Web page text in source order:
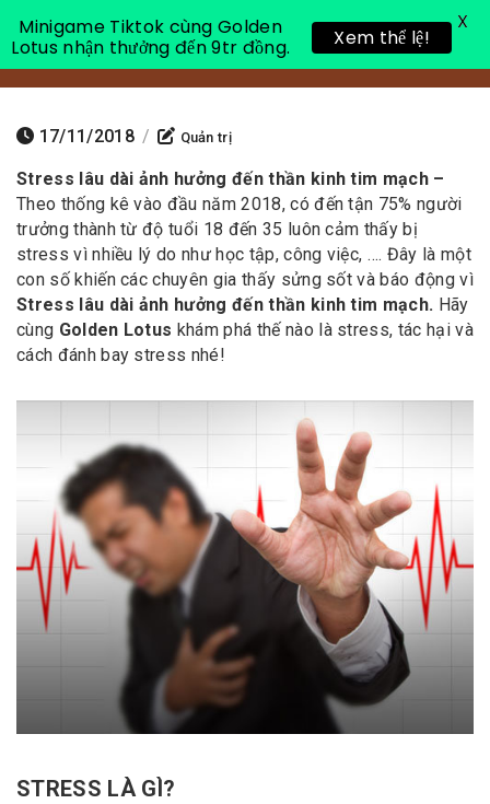
Toggle
17/11/2018 / Quản trị
Stress lâu dài ảnh hưởng đến thần kinh tim mạch –
Theo thống kê vào đầu năm 2018, có đến tận 75% người
trưởng thành từ độ tuổi 18 đến 35 luôn cảm thấy bị
stress vì nhiều lý do như học tập, công việc, …. Đây là một
con số khiến các chuyên gia thấy sửng sốt và báo động vì
Stress lâu dài ảnh hưởng đến thần kinh tim mạch. Hãy
cùng Golden Lotus khám phá thế nào là stress, tác hại và
cách đánh bay stress nhé!
STRESS LÀ GÌ?
Minigame Tiktok cùng Golden
Lotus nhận thưởng đến 9tr đồng.
Xem thể lệ!
X